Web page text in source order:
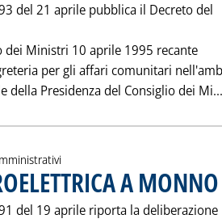
del 21 aprile pubblica il Decreto del
dei Ministri 10 aprile 1995 recante
per gli affari comunitari
della Presidenza del Consiglio dei Mi...
A
del 19 aprile riporta la deliberazione